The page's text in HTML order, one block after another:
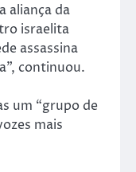
aliança da
israelita
assassina
continuou.
um “grupo de
mais